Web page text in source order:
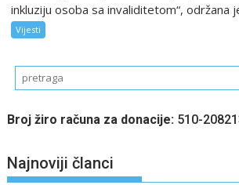
inkluziju osoba sa invaliditetom“, održana
Vijesti
Broj žiro računa za donacije: 510-
Najnoviji članci